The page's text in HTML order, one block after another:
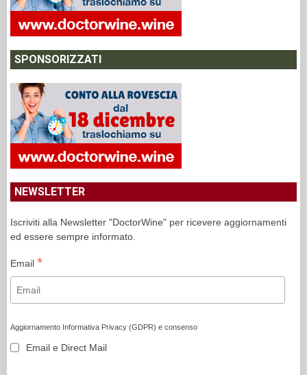
SPONSORIZZATI
NEWSLETTER
Iscriviti alla Newsletter "DoctorWine" per ricevere aggiornamenti
ed essere sempre informato.
Email *
Aggiornamento Informativa Privacy (GDPR) e consenso
Email e Direct Mail